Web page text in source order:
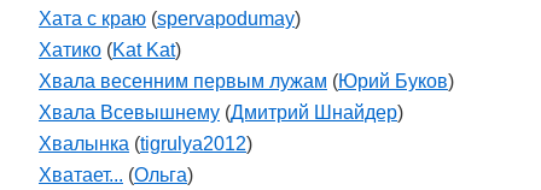
Хата с краю (spervapodumay)
Хатико (Kat Kat)
Хвала весенним первым лужам (Юрий Буков)
Хвала Всевышнему (Дмитрий Шнайдер)
Хвалынка (tigrulya2012)
Хватает... (Ольга)